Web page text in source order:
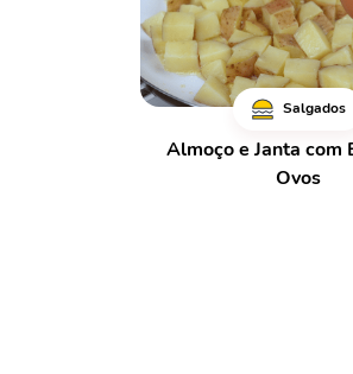
Salgados
Almoço e Janta com
Ovos